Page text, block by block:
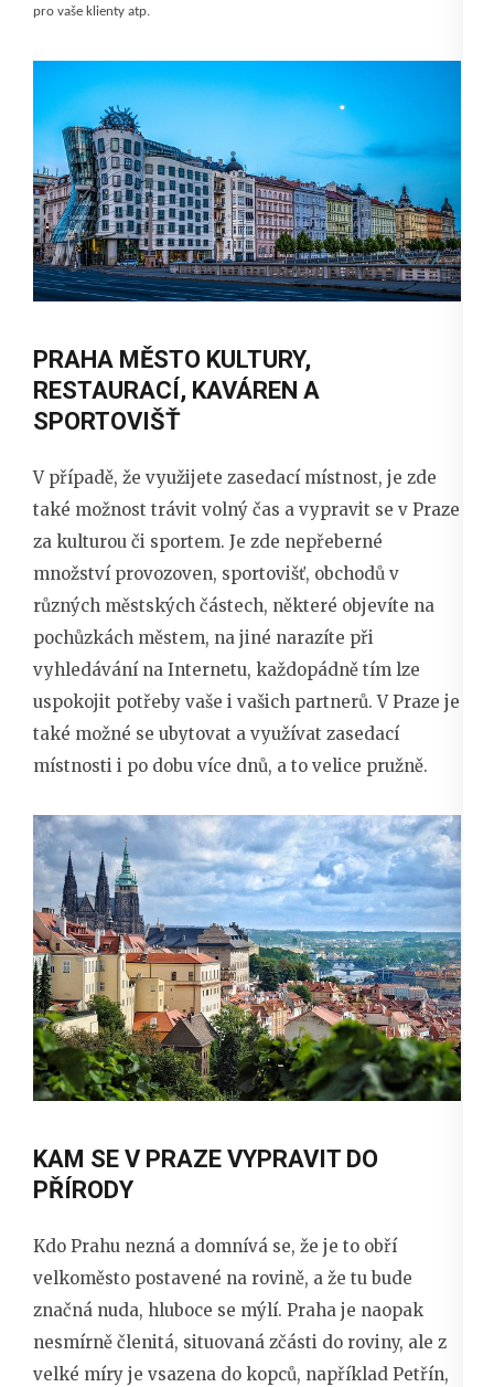
pro vaše klienty atp.
PRAHA MĚSTO KULTURY,
RESTAURACÍ, KAVÁREN A
SPORTOVIŠŤ
V případě, že využijete zasedací místnost, je zde
také možnost trávit volný čas a vypravit se v Praze
za kulturou či sportem. Je zde nepřeberné
množství provozoven, sportovišť, obchodů v
různých městských částech, některé objevíte na
pochůzkách městem, na jiné narazíte při
vyhledávání na Internetu, každopádně tím lze
uspokojit potřeby vaše i vašich partnerů. V Praze je
také možné se ubytovat a využívat zasedací
místnosti i po dobu více dnů, a to velice pružně.
KAM SE V PRAZE VYPRAVIT DO
PŘÍRODY
Kdo Prahu nezná a domnívá se, že je to obří
velkoměsto postavené na rovině, a že tu bude
značná nuda, hluboce se mýlí. Praha je naopak
nesmírně členitá, situovaná zčásti do roviny, ale z
velké míry je vsazena do kopců, například Petřín,